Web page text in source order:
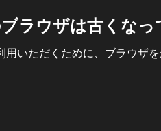
ラウザは古くなっ
いただくために、ブラウザを